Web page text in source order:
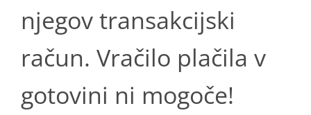
njegov transakcijski
račun. Vračilo plačila v
gotovini ni mogoče!